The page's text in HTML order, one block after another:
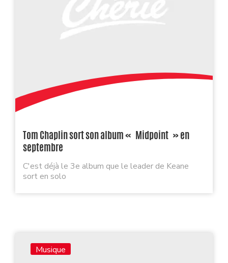
Tom Chaplin sort son album « Midpoint » en
septembre
C'est déjà le 3e album que le leader de Keane
sort en solo
Musique